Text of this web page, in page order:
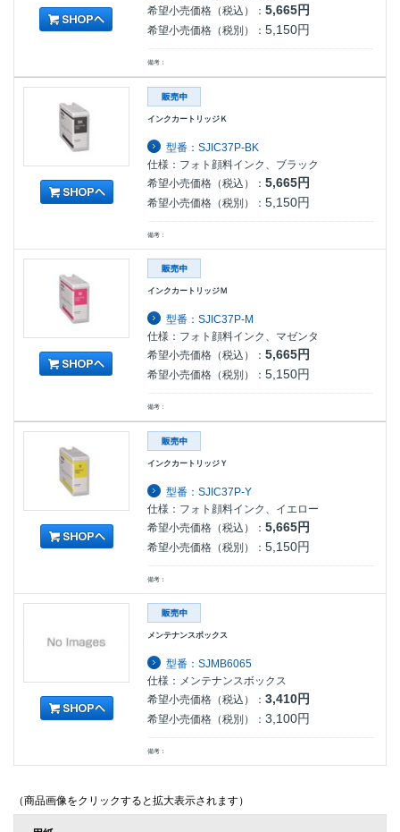
希望小売価格（税込）： 5,665円
希望小売価格（税別）： 5,150円
備考：
インクカートリッジＫ
型番：SJIC37P-BK
仕様：フォト顔料インク、ブラック
希望小売価格（税込）：5,665円
希望小売価格（税別）：5,150円
備考：
インクカートリッジＭ
型番：SJIC37P-M
仕様：フォト顔料インク、マゼンタ
希望小売価格（税込）： 5,665円
希望小売価格（税別）： 5,150円
備考：
インクカートリッジＹ
型番：SJIC37P-Y
仕様：フォト顔料インク、イエロー
希望小売価格（税込）：5,665円
希望小売価格（税別）：5,150円
備考：
メンテナンスボックス
型番：SJMB6065
仕様：メンテナンスボックス
希望小売価格（税込）：3,410円
希望小売価格（税別）：3,100円
備考：
（商品画像をクリックすると拡大表示されます）